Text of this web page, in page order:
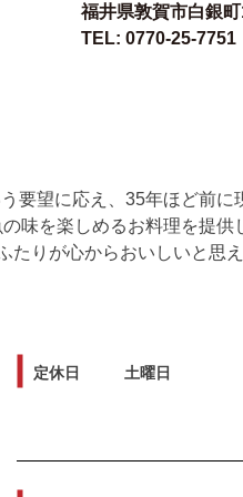
福井県敦賀市白銀
TEL: 0770-25-7751
要望に応え、35年ほど前
味を楽しめるお料理を提
りが心からおいしいと思
定休日 土曜日